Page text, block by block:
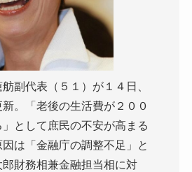
副代表（５１）が１４日、
。「老後の生活費が２００
」として庶民の不安が高まる
は「金融庁の調整不足」と
財務相兼金融担当相に対